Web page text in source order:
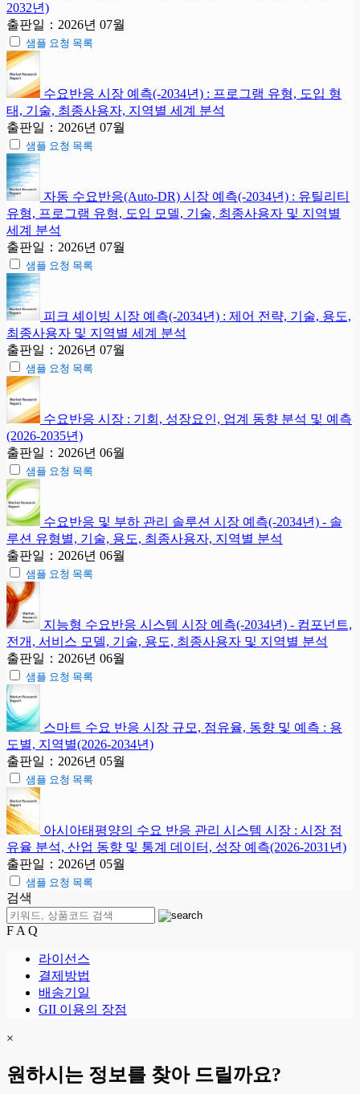
2032년)
출판일：2026년 07월
샘플 요청 목록
수요반응 시장 예측(-2034년) : 프로그램 유형, 도입 형
태, 기술, 최종사용자, 지역별 세계 분석
출판일：2026년 07월
샘플 요청 목록
자동 수요반응(Auto-DR) 시장 예측(-2034년) : 유틸리티
유형, 프로그램 유형, 도입 모델, 기술, 최종사용자 및 지역별
세계 분석
출판일：2026년 07월
샘플 요청 목록
피크 셰이빙 시장 예측(-2034년) : 제어 전략, 기술, 용도,
최종사용자 및 지역별 세계 분석
출판일：2026년 07월
샘플 요청 목록
수요반응 시장 : 기회, 성장요인, 업계 동향 분석 및 예측
(2026-2035년)
출판일：2026년 06월
샘플 요청 목록
수요반응 및 부하 관리 솔루션 시장 예측(-2034년) - 솔
루션 유형별, 기술, 용도, 최종사용자, 지역별 분석
출판일：2026년 06월
샘플 요청 목록
지능형 수요반응 시스템 시장 예측(-2034년) - 컴포넌트,
전개, 서비스 모델, 기술, 용도, 최종사용자 및 지역별 분석
출판일：2026년 06월
샘플 요청 목록
스마트 수요 반응 시장 규모, 점유율, 동향 및 예측 : 용
도별, 지역별(2026-2034년)
출판일：2026년 05월
샘플 요청 목록
아시아태평양의 수요 반응 관리 시스템 시장 : 시장 점
유율 분석, 산업 동향 및 통계 데이터, 성장 예측(2026-2031년)
출판일：2026년 05월
샘플 요청 목록
검색
F A Q
라이선스
결제방법
배송기일
GII 이용의 장점
×
원하시는 정보를 찾아 드릴까요?